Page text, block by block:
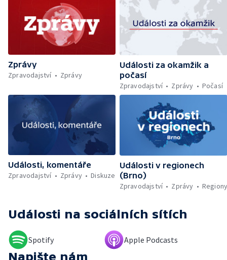
Řecku — Rušení penzijního spoření bez
sankce — Pochod hrdosti v Hamburku —
Povinné označování AI obsahu — Sportují
celé Pardubice — Záchrana kulturních
památek — Brasil Fest v Brně
Zprávy
Zpravodajství
Zprávy
Události za okamžik a
počasí
Zpravodajství
Zprávy Počasí
Události, komentáře
Zpravodajství
Zprávy Diskuze
Události v regionech
(Brno)
Zpravodajství
Zprávy
Události na sociálních sítích
Spotify Apple Podcasts
Napište nám